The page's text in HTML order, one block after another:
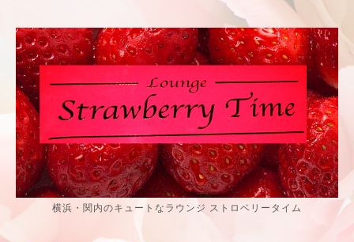
横浜・関内のキュートなラウンジ ストロベリータイム